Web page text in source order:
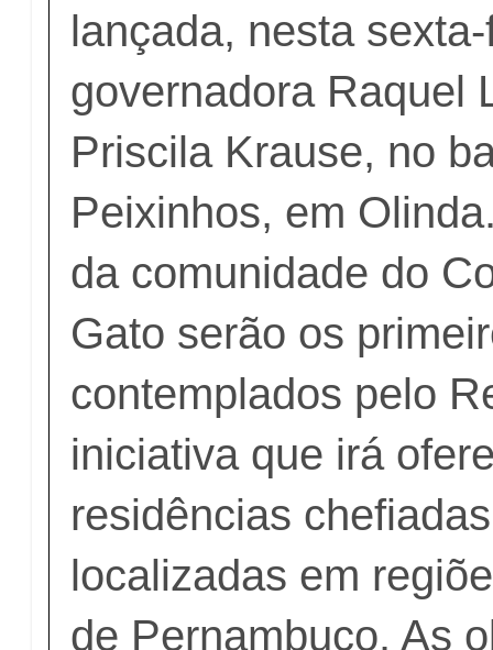
lançada, nesta
governadora Raquel
Priscila Krause, no
Peixinhos, em
da comunidade do
Gato serão os
contemplados pelo
iniciativa que irá
residências
localizadas em
de Pernambuco. As